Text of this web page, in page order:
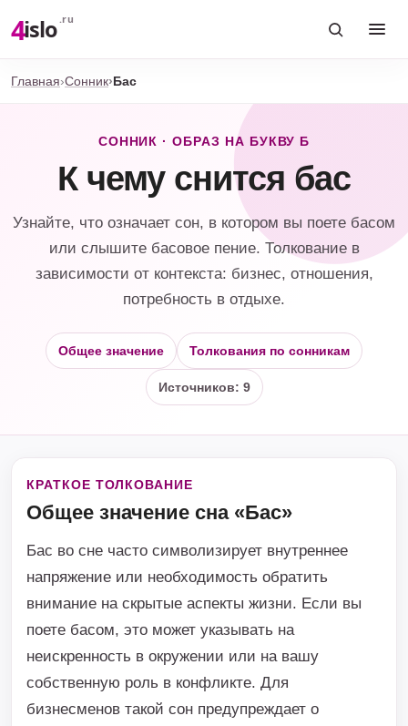
4islo .ru
Главная Сонник Бас
СОННИК · ОБРАЗ НА БУКВУ Б
К чему снится бас
Узнайте, что означает сон, в котором вы поете басом
или слышите басовое пение. Толкование в
зависимости от контекста: бизнес, отношения,
потребность в отдыхе.
Общее значение Толкования по сонникам
Источников: 9
КРАТКОЕ ТОЛКОВАНИЕ
Общее значение сна «Бас»
Бас во сне часто символизирует внутреннее
напряжение или необходимость обратить
внимание на скрытые аспекты жизни. Если вы
поете басом, это может указывать на
неискренность в окружении или на вашу
собственную роль в конфликте. Для
бизнесменов такой сон предупреждает о